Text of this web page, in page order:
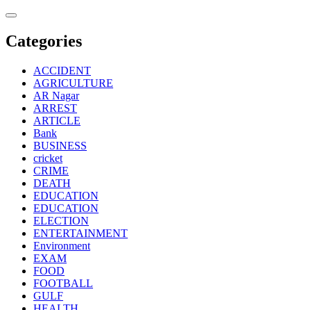
Skip
content
Categories
ACCIDENT
AGRICULTURE
AR Nagar
ARREST
ARTICLE
Bank
BUSINESS
cricket
CRIME
DEATH
EDUCATION
EDUCATION
ELECTION
ENTERTAINMENT
Environment
EXAM
FOOD
FOOTBALL
GULF